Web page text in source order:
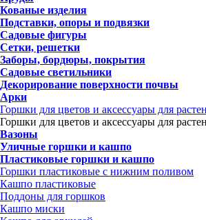
Кованые изделия
Подставки, опоры и подвязки
Садовые фигуры
Сетки, решетки
Заборы, бордюры, покрытия
Садовые светильники
Декорирование поверхности почвы
Арки
Горшки для цветов и аксессуары для
Горшки для цветов и аксессуары для
Вазоны
Уличные горшки и кашпо
Пластиковые горшки и кашпо
Горшки пластиковые с нижним поливом
Кашпо пластиковые
Поддоны для горшков
Кашпо миски